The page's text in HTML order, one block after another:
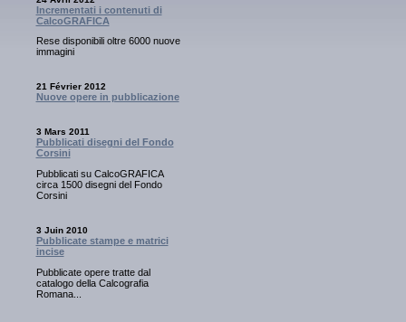
Incrementati i contenuti di
CalcoGRAFICA
Rese disponibili oltre 6000 nuove
immagini
21 Février 2012
Nuove opere in pubblicazione
3 Mars 2011
Pubblicati disegni del Fondo
Corsini
Pubblicati su CalcoGRAFICA
circa 1500 disegni del Fondo
Corsini
3 Juin 2010
Pubblicate stampe e matrici
incise
Pubblicate opere tratte dal
catalogo della Calcografia
Romana...